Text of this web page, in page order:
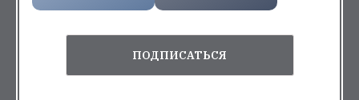
ПОДПИСАТЬСЯ